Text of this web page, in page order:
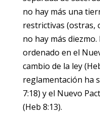
no hay más una
restrictivas (ostras,
no hay más
ordenado en el
cambio de la ley
reglamentación ha
7:18) y el Nuevo
(Heb 8:13).